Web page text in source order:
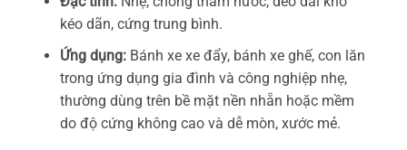
kéo dãn, cứng trung bình.
Ứng dụng:Bánh xe xe đẩy, bánh xe ghế, con lăn
trong ứng dụng gia đình và công nghiệp nhẹ,
thường dùng trên bề mặt nền nhẵn hoặc mềm
do độ cứng không cao và dễ mòn, xước mẻ.